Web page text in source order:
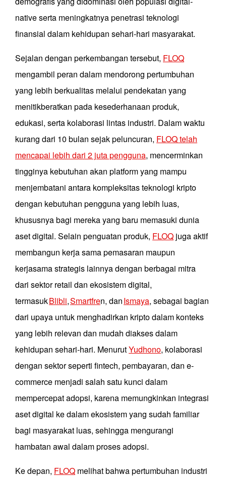
native serta meningkatnya penetrasi teknologi
finansial dalam kehidupan sehari-hari masyarakat.
Sejalan dengan perkembangan tersebut, FLOQ
mengambil peran dalam mendorong pertumbuhan
yang lebih berkualitas melalui pendekatan yang
menitikberatkan pada kesederhanaan produk,
edukasi, serta kolaborasi lintas industri. Dalam waktu
kurang dari 10 bulan sejak peluncuran, FLOQ telah
mencapai lebih dari 2 juta pengguna, mencerminkan
tingginya kebutuhan akan platform yang mampu
menjembatani antara kompleksitas teknologi kripto
dengan kebutuhan pengguna yang lebih luas,
khususnya bagi mereka yang baru memasuki dunia
aset digital. Selain penguatan produk, FLOQ juga aktif
membangun kerja sama pemasaran maupun
kerjasama strategis lainnya dengan berbagai mitra
dari sektor retail dan ekosistem digital,
termasukBlibli,Smartfren, danIsmaya, sebagai bagian
dari upaya untuk menghadirkan kripto dalam konteks
yang lebih relevan dan mudah diakses dalam
kehidupan sehari-hari. MenurutYudhono, kolaborasi
dengan sektor seperti fintech, pembayaran, dan e-
commerce menjadi salah satu kunci dalam
mempercepat adopsi, karena memungkinkan integrasi
aset digital ke dalam ekosistem yang sudah familiar
bagi masyarakat luas, sehingga mengurangi
hambatan awal dalam proses adopsi.
Ke depan, FLOQ melihat bahwa pertumbuhan industri